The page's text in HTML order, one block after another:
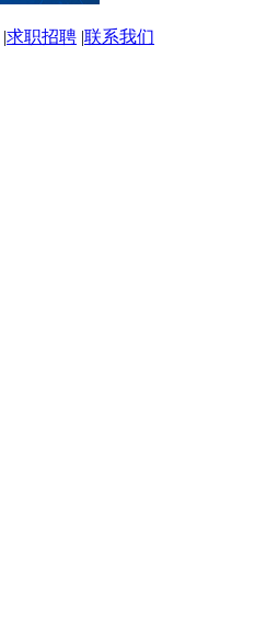
|求职招聘 |联系我们